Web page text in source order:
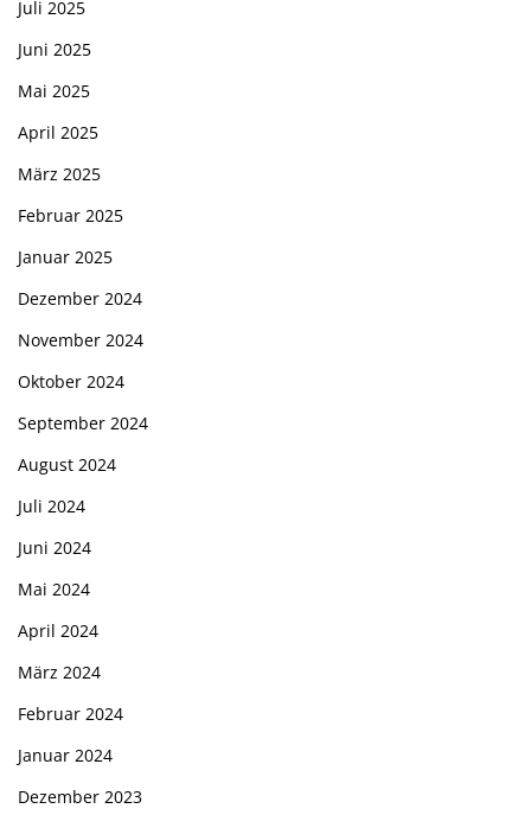
Juli 2025
Juni 2025
Mai 2025
April 2025
März 2025
Februar 2025
Januar 2025
Dezember 2024
November 2024
Oktober 2024
September 2024
August 2024
Juli 2024
Juni 2024
Mai 2024
April 2024
März 2024
Februar 2024
Januar 2024
Dezember 2023